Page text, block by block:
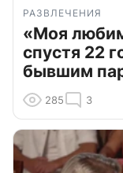
РАЗВЛЕЧЕНИЯ
«Моя
спустя 22
бывшим
285 3